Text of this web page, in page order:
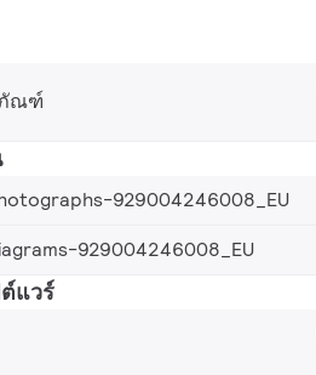
ณฑ์
929004246008_EU
929004246008_EU
แวร์